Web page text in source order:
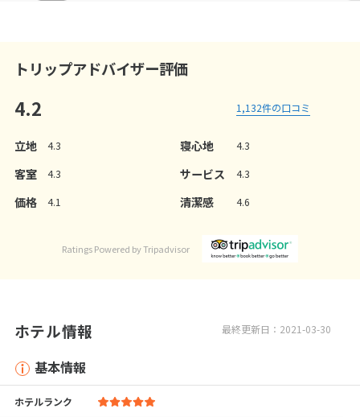
トリップアドバイザー評価
4.2 1,132件の口コミ
立地 4.3 寝心地 4.3
客室 4.3 サービス 4.3
価格 4.1 清潔感 4.6
Ratings Powered by Tripadvisor
最終更新日：2021-03-30
ホテル情報
基本情報
ホテルランク